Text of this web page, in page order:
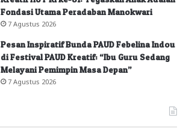
Fondasi Utama Peradaban Manokwari
7 Agustus 2026
Pesan Inspiratif Bunda PAUD Febelina Indou
di Festival PAUD Kreatif: “Ibu Guru Sedang
Melayani Pemimpin Masa Depan”
7 Agustus 2026